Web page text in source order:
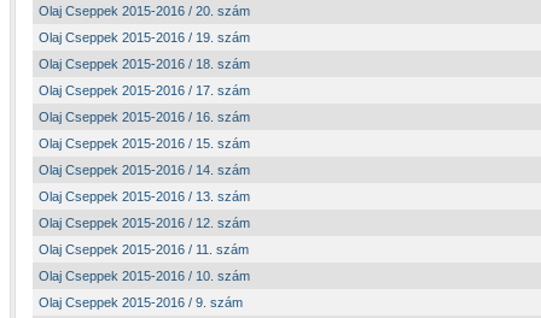
Olaj Cseppek 2015-2016 / 20. szám
Olaj Cseppek 2015-2016 / 19. szám
Olaj Cseppek 2015-2016 / 18. szám
Olaj Cseppek 2015-2016 / 17. szám
Olaj Cseppek 2015-2016 / 16. szám
Olaj Cseppek 2015-2016 / 15. szám
Olaj Cseppek 2015-2016 / 14. szám
Olaj Cseppek 2015-2016 / 13. szám
Olaj Cseppek 2015-2016 / 12. szám
Olaj Cseppek 2015-2016 / 11. szám
Olaj Cseppek 2015-2016 / 10. szám
Olaj Cseppek 2015-2016 / 9. szám